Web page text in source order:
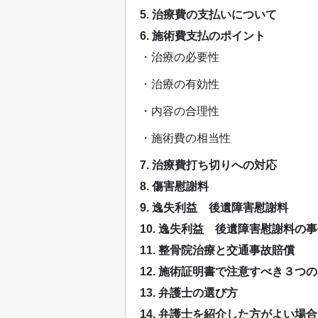
5. 治療費の支払いについて
6. 施術費支払のポイント
・治療の必要性
・治療の有効性
・内容の合理性
・施術費の相当性
7. 治療費打ち切りへの対応
8. 傷害慰謝料
9. 逸失利益 後遺障害慰謝料
10. 逸失利益 後遺障害慰謝料の事
11. 整骨院治療と交通事故賠償
12. 施術証明書で注意すべき３つ
13. 弁護士の選び方
14. 弁護士を紹介した方がよい場合